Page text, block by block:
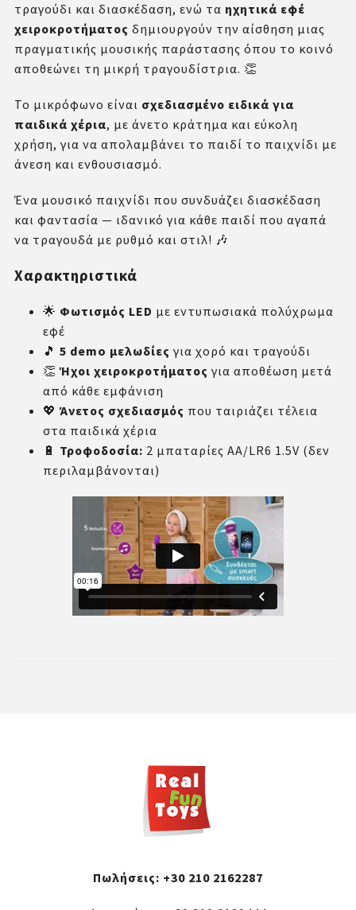
τραγούδι και διασκέδαση, ενώ τα ηχητικά εφέ
χειροκροτήματος δημιουργούν την αίσθηση μιας
πραγματικής μουσικής παράστασης όπου το κοινό
αποθεώνει τη μικρή τραγουδίστρια. 👏
Το μικρόφωνο είναι σχεδιασμένο ειδικά για
παιδικά χέρια, με άνετο κράτημα και εύκολη
χρήση, για να απολαμβάνει το παιδί το παιχνίδι με
άνεση και ενθουσιασμό.
Ένα μουσικό παιχνίδι που συνδυάζει διασκέδαση
και φαντασία — ιδανικό για κάθε παιδί που αγαπά
να τραγουδά με ρυθμό και στιλ! 🎶
Χαρακτηριστικά
🌟 Φωτισμός LED με εντυπωσιακά πολύχρωμα
εφέ
🎵 5 demo μελωδίες για χορό και τραγούδι
👏Ήχοι χειροκροτήματος για αποθέωση μετά
από κάθε εμφάνιση
💖 Άνετος σχεδιασμός που ταιριάζει τέλεια
στα παιδικά χέρια
🔋 Τροφοδοσία: 2 μπαταρίες AA/LR6 1.5V (δεν
περιλαμβάνονται)
Πωλήσεις: +30 210 2162287